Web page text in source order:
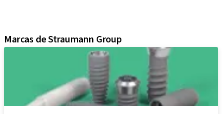
Marcas de Straumann Group